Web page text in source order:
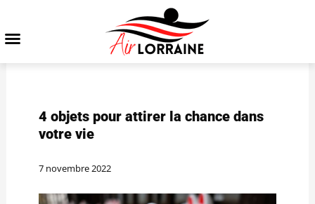
4 objets pour attirer la chance dans
votre vie
7 novembre 2022